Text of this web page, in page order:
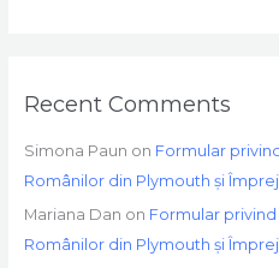
Recent Comments
Simona Paun on Formular
Românilor din Plymouth și
Mariana Dan on Formular
Românilor din Plymouth și